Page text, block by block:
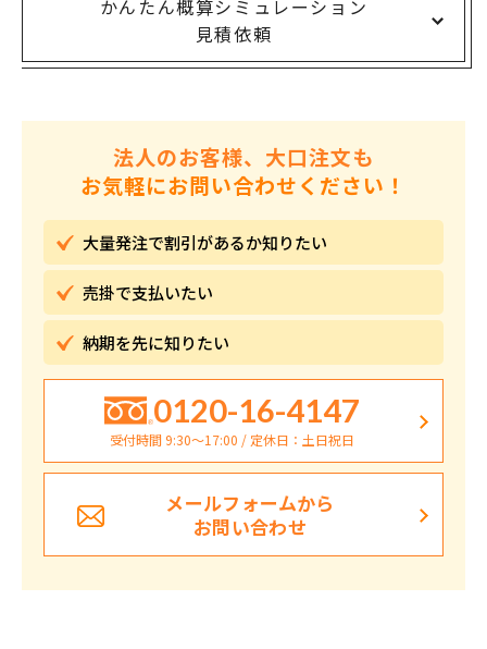
かんたん概算シミュレーション
見積依頼
法人のお客様、大口注文も
お気軽にお問い合わせください！
大量発注で割引があるか知りたい
売掛で支払いたい
納期を先に知りたい
0120-16-4147
受付時間 9:30〜17:00 / 定休日：土日祝日
メールフォームから
お問い合わせ